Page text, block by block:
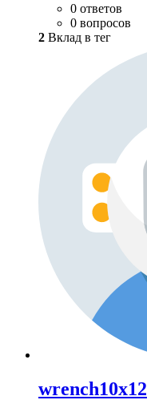
0 ответов
0 вопросов
2 Вклад в тег
wrench10x12